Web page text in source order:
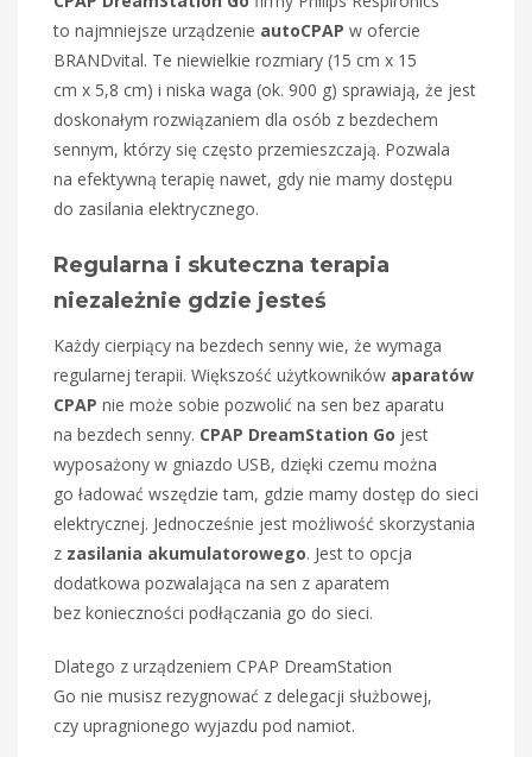
to najmniejsze urządzenie autoCPAP w ofercie
BRANDvital. Te niewielkie rozmiary (15 cm x 15
cm x 5,8 cm) i niska waga (ok. 900 g) sprawiają, że jest
doskonałym rozwiązaniem dla osób z bezdechem
sennym, którzy się często przemieszczają. Pozwala
na efektywną terapię nawet, gdy nie mamy dostępu
do zasilania elektrycznego.
Regularna i skuteczna terapia
niezależnie gdzie jesteś
Każdy cierpiący na bezdech senny wie, że wymaga
regularnej terapii. Większość użytkowników aparatów
CPAP nie może sobie pozwolić na sen bez aparatu
na bezdech senny. CPAP DreamStation Go jest
wyposażony w gniazdo USB, dzięki czemu można
go ładować wszędzie tam, gdzie mamy dostęp do sieci
elektrycznej. Jednocześnie jest możliwość skorzystania
z zasilania akumulatorowego. Jest to opcja
dodatkowa pozwalająca na sen z aparatem
bez konieczności podłączania go do sieci.
Dlatego z urządzeniem CPAP DreamStation
Go nie musisz rezygnować z delegacji służbowej,
czy upragnionego wyjazdu pod namiot.